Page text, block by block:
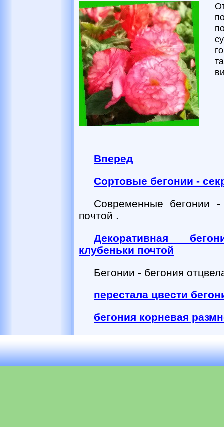
Вперед
Сортовые бегонии -
Современные бегонии -
почтой .
Декоративная
клубеньки почтой
Бегонии - бегония
перестала цвести
бегония корневая